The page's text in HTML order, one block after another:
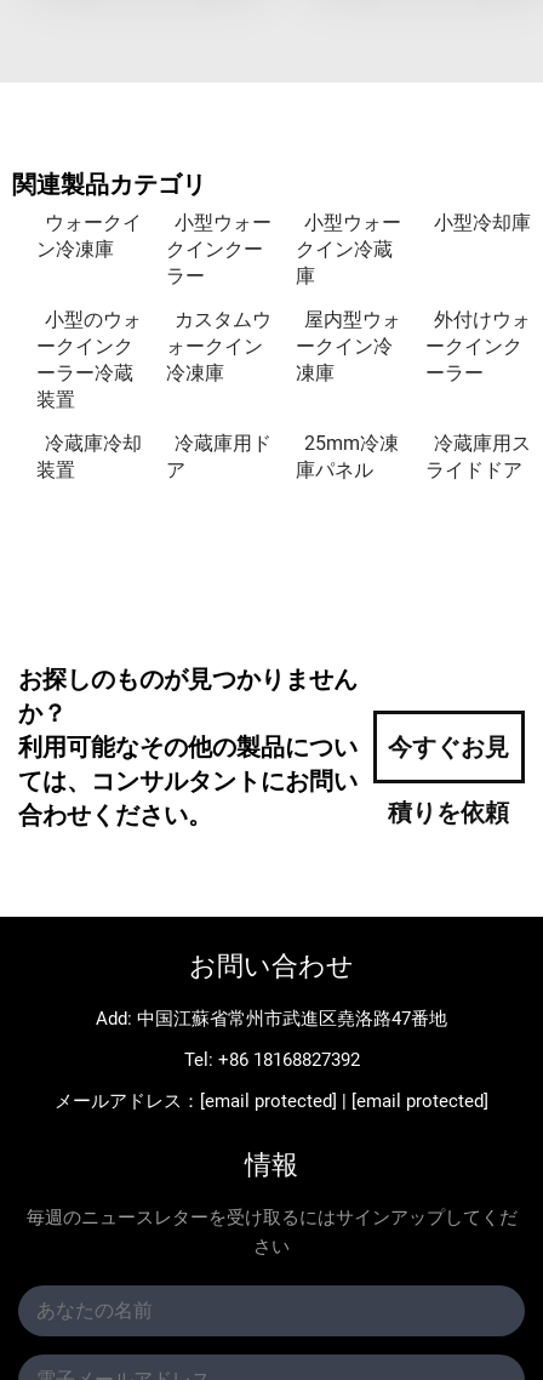
関連製品カテゴリ
ウォークイ
ン冷凍庫
小型ウォー
クインクー
ラー
小型ウォー
クイン冷蔵
庫
小型冷却庫
小型のウォ
ークインク
ーラー冷蔵
装置
カスタムウ
ォークイン
冷凍庫
屋内型ウォ
ークイン冷
凍庫
外付けウォ
ークインク
ーラー
冷蔵庫冷却
装置
冷蔵庫用ド
ア
25mm冷凍
庫パネル
冷蔵庫用ス
ライドドア
お探しのものが見つかりません
か？
利用可能なその他の製品につい
ては、コンサルタントにお問い
合わせください。
今すぐお見
積りを依頼
お問い合わせ
Add: 中国江蘇省常州市武進区堯洛路47番地
Tel: +86 18168827392
メールアドレス： [email protected] | [email protected]
情報
毎週のニュースレターを受け取るにはサインアップしてくだ
さい